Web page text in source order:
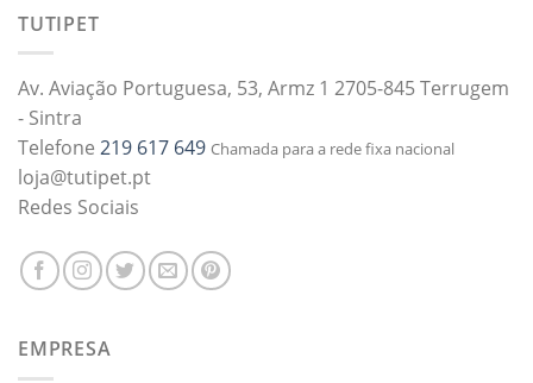
TUTIPET
Av. Aviação Portuguesa, 53, Armz 1 2705-845 Terrugem
- Sintra
Telefone 219 617 649 Chamada para a rede fixa nacional
loja@tutipet.pt
Redes Sociais
EMPRESA